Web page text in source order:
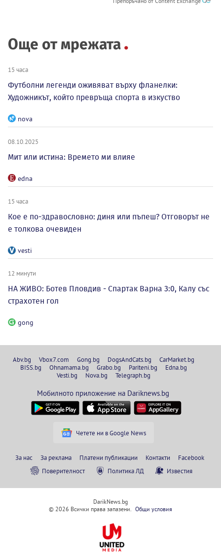
Още от мрежата
15 часа
Футболни легенди оживяват върху фланелки:
Художникът, който превръща спорта в изкуство
nova
08.10.2025
Мит или истина: Времето ми влияе
edna
15 часа
Кое е по-здравословно: диня или пъпеш? Отговорът не
е толкова очевиден
vesti
12 минути
НА ЖИВО: Ботев Пловдив - Спартак Варна 3:0, Калу със
страхотен гол
gong
Abv.bg Vbox7.com Gong.bg DogsAndCats.bg
CarMarket.bg
BISS.bg
Ohnamama.bg Grabo.bg Pariteni.bg
Edna.bg
Vesti.bg
Nova.bg Telegraph.bg
Мобилното приложение на Dariknews.bg
Четете ни в Google News
За нас За реклама Платени публикации Контакти
Facebook
Поверителност
Политика ЛД Известия
DarikNews.bg
© 2026 Всички права запазени. Общи условия